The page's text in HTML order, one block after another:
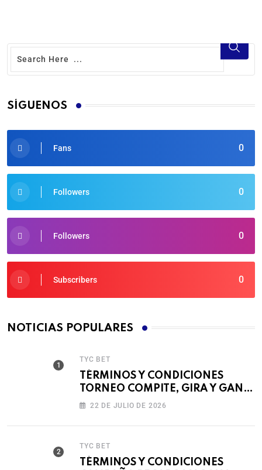
SÍGUENOS
0
Fans
0
Followers
0
Followers
0
Subscribers
NOTICIAS POPULARES
TYC BET
TÉRMINOS Y CONDICIONES
TORNEO COMPITE, GIRA Y GANA
🎰 22 DE JULIO DE 2026
TYC BET
TÉRMINOS Y CONDICIONES